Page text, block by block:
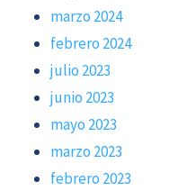
marzo 2024
febrero 2024
julio 2023
junio 2023
mayo 2023
marzo 2023
febrero 2023